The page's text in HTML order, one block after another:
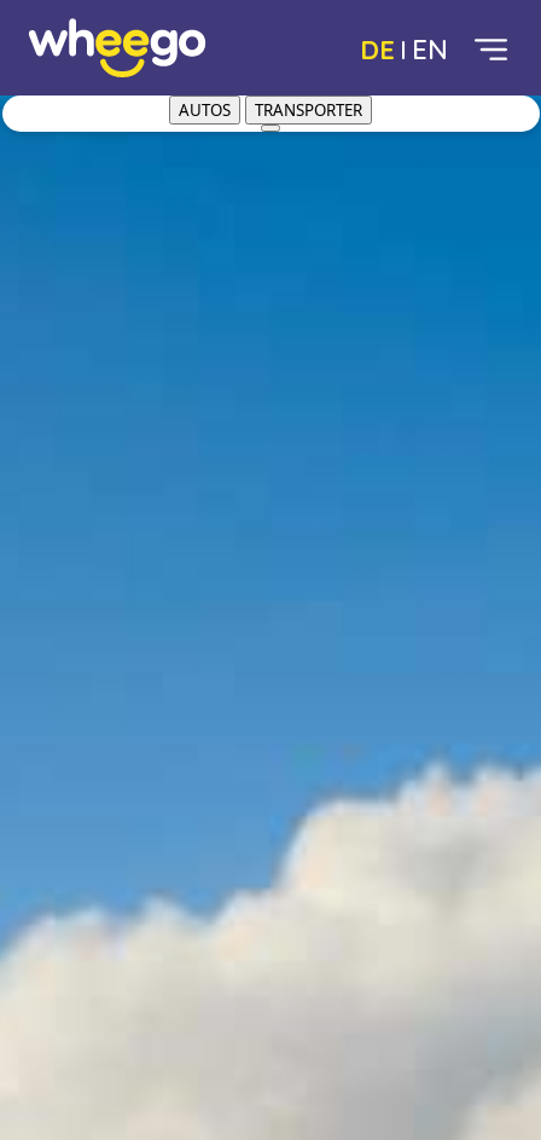
DE EN
AUTOS TRANSPORTER